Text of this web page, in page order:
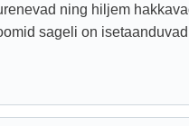
ning hiljem
sageli on